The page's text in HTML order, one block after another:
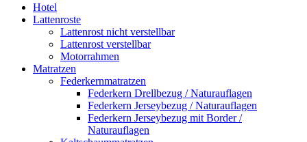
Hotel
Lattenroste
Lattenrost nicht verstellbar
Lattenrost verstellbar
Motorrahmen
Matratzen
Federkernmatratzen
Federkern Drellbezug / Naturauflagen
Federkern Jerseybezug / Naturauflagen
Federkern Jerseybezug mit Border /
Naturauflagen